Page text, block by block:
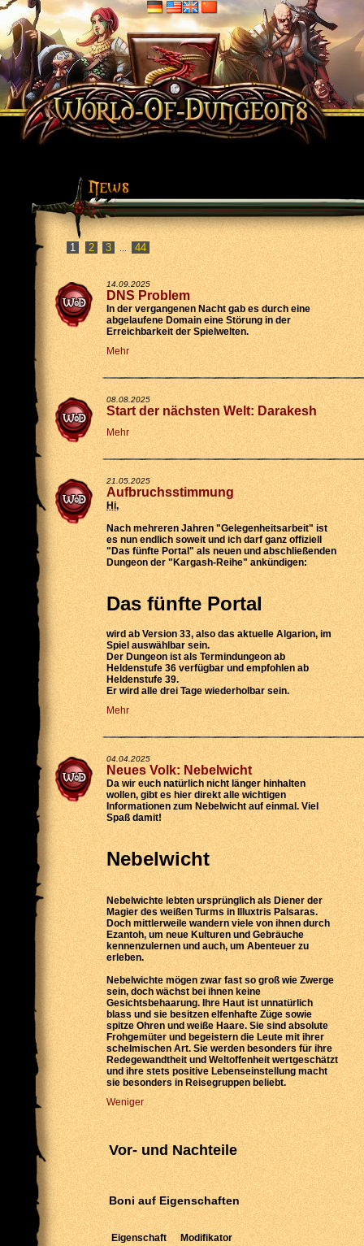
2 3 ... 44
14.09.2025
DNS Problem
In der vergangenen Nacht gab es durch eine
abgelaufene Domain eine Störung in der
Erreichbarkeit der Spielwelten.
Mehr
08.08.2025
Start der nächsten Welt: Darakesh
Mehr
21.05.2025
Aufbruchsstimmung
Hi,
Nach mehreren Jahren "Gelegenheitsarbeit" ist
es nun endlich soweit und ich darf ganz offiziell
"Das fünfte Portal" als neuen und abschließenden
Dungeon der "Kargash-Reihe" ankündigen:
Das fünfte Portal
wirdab Version 33, also das aktuelle Algarion, im
Spiel auswählbar sein.
Der Dungeon ist alsTermindungeon ab
Heldenstufe 36 verfügbar und empfohlen ab
Heldenstufe 39.
Er wirdalle drei Tage wiederholbarsein.
Mehr
04.04.2025
Neues Volk: Nebelwicht
Da wir euch natürlich nicht länger hinhalten
wollen, gibt es hier direkt alle wichtigen
Informationen zum Nebelwicht auf einmal. Viel
Spaß damit!
Nebelwicht
Nebelwichte lebten ursprünglich als Diener der
Magier des weißen Turms in Illuxtris Palsaras.
Doch mittlerweile wandern viele von ihnen durch
Ezantoh, um neue Kulturen und Gebräuche
kennenzulernen und auch, um Abenteuer zu
erleben.
Nebelwichte mögen zwar fast so groß wie Zwerge
sein, doch wächst bei ihnen keine
Gesichtsbehaarung. Ihre Haut ist unnatürlich
blass und sie besitzen elfenhafte Züge sowie
spitze Ohren und weiße Haare. Sie sind absolute
Frohgemüter und begeistern die Leute mit ihrer
schelmischen Art. Sie werden besonders für ihre
Redegewandtheit und Weltoffenheit wertgeschätzt
und ihre stets positive Lebenseinstellung macht
sie besonders in Reisegruppen beliebt.
Weniger
Vor- und Nachteile
Boni auf Eigenschaften
Eigenschaft
Modifikator